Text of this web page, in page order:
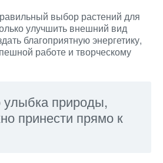
выбор растений для
улучшить внешний вид
благоприятную энергетику,
работе и творческому
природы,
принести прямо к